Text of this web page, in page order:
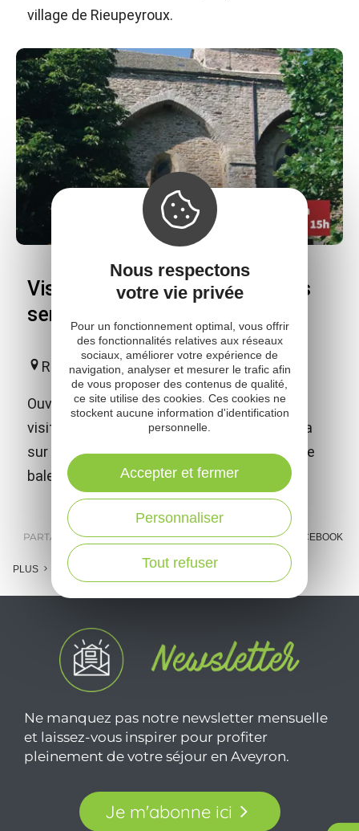
village de Rieupeyroux.
Visite en famille "Dans tous les
sens"
Rieupeyroux
Ouvrez les yeux et lancez-vous dans cette
visite ludique et sensorielle qui vous mènera
sur les pas d’un géant et sur les traces d’une
baleine...
PARTAGER : E-MAIL MESSENGER FACEBOOK
PLUS
Ne manquez pas notre newsletter mensuelle
et laissez-vous inspirer pour profiter
pleinement de votre séjour en Aveyron.
Je m'abonne ici
Nous respectons
votre vie privée
Pour un fonctionnement optimal, vous offrir
des fonctionnalités relatives aux réseaux
sociaux, améliorer votre expérience de
navigation, analyser et mesurer le trafic afin
de vous proposer des contenus de qualité,
ce site utilise des cookies. Ces cookies ne
stockent aucune information d'identification
personnelle.
Tout refuser
Personnaliser
Accepter et fermer